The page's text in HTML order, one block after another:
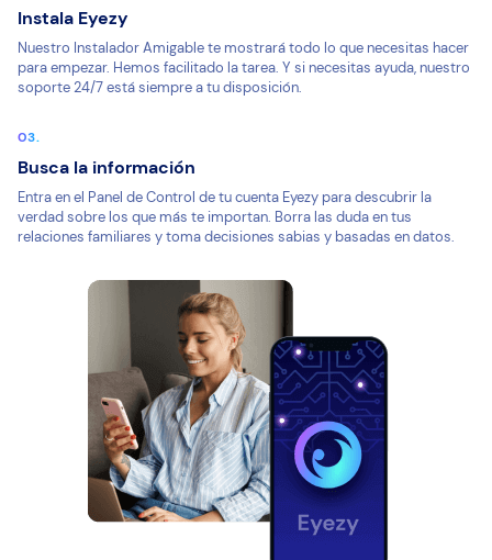
Instala Eyezy
Nuestro Instalador Amigable te mostrará todo lo que necesitas hacer
para empezar. Hemos facilitado la tarea. Y si necesitas ayuda, nuestro
soporte 24/7 está siempre a tu disposición.
Busca la información
Entra en el Panel de Control de tu cuenta Eyezy para descubrir la
verdad sobre los que más te importan. Borra las duda en tus
relaciones familiares y toma decisiones sabias y basadas en datos.